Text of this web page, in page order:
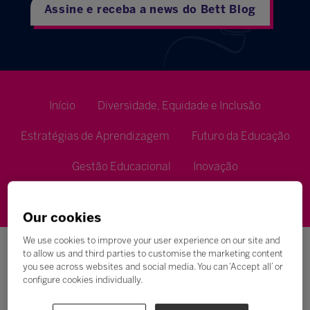
Assine e receba a news do Bett Blog
Início Diversidade, Equidade e Inclusão
Estratégias de Aprendizagem Futuro da Educação
Gestão Educacional Inovação
Our cookies
We use cookies to improve your user experience on our site and
to allow us and third parties to customise the marketing content
you see across websites and social media. You can ‘Accept all’ or
configure cookies individually.